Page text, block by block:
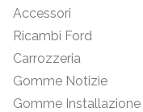
Accessori
Ricambi Ford
Carrozzeria
Gomme Notizie
Gomme Installazione